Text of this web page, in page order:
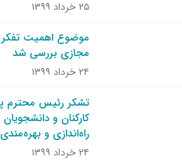
۲۵ خرداد ۱۳۹۹
موضوع اهمیت تفکر
مجازی بررسی شد
۲۴ خرداد ۱۳۹۹
تشکر رئیس محترم
کارکنان و
راه‌اندازی و
۲۴ خرداد ۱۳۹۹